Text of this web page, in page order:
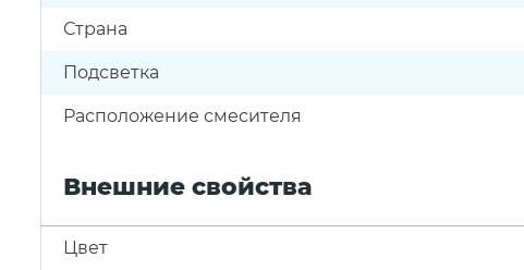
Страна
Подсветка
Расположение смесителя
Внешние свойства
Цвет